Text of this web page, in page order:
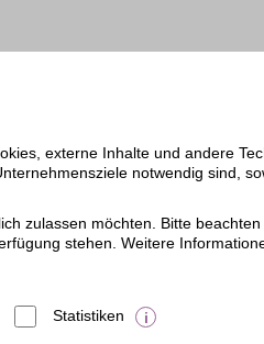
externe Inhalte und andere
notwendig sind,
zulassen möchten. Bitte
stehen. Weitere
Statistiken